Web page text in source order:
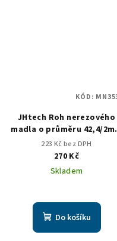
JHtech Roh nerezového
madla o průměru 42,4/
oblý
223 Kč bez DPH
270 Kč
Skladem
Do košíku
KÓD: